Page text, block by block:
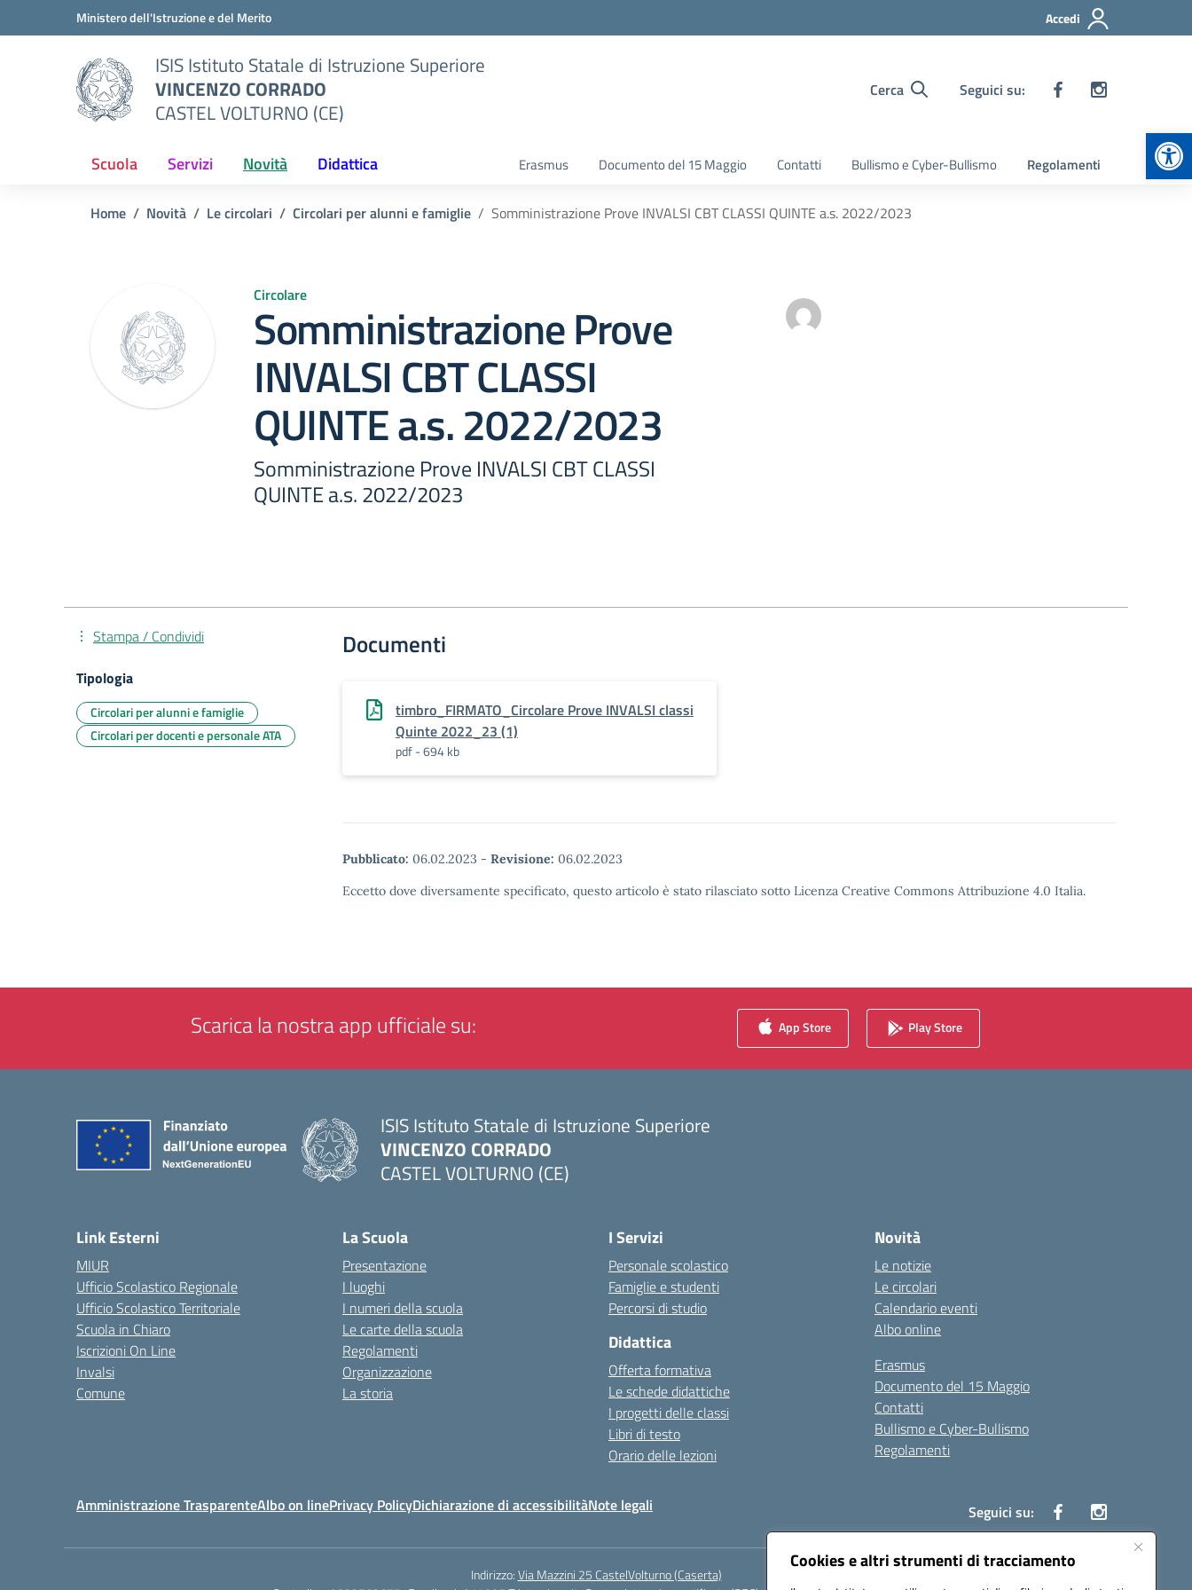
Cookies e altri strumenti di tracciamento
Vai ai contenuti
Vai al menu di navigazioneMinistero dell'Istruzione e del Merito Accedi
ISIS Istituto Statale di Istruzione Superiore
VINCENZO CORRADO
CASTEL VOLTURNO (CE)
Cerca Seguici su:
Scuola Servizi Novità Didattica Erasmus Documento del 15 Maggio Contatti Bullismo e Cyber-Bullismo Regolamenti
Home Novità Le circolari Circolari per alunni e famiglie Somministrazione Prove INVALSI CBT CLASSI QUINTE a.s. 2022/2023
Circolare
Somministrazione Prove
INVALSI CBT CLASSI
QUINTE a.s. 2022/2023
Somministrazione Prove INVALSI CBT CLASSI
QUINTE a.s. 2022/2023
Documenti
timbro_FIRMATO_Circolare Prove INVALSI classi
Quinte 2022_23 (1)
pdf - 694 kb
Pubblicato: 06.02.2023 - Revisione: 06.02.2023
Eccetto dove diversamente specificato, questo articolo è stato rilasciato sotto Licenza Creative Commons Attribuzione 4.0 Italia.
Stampa / Condividi
Tipologia
Circolari per alunni e famiglie
Circolari per docenti e personale ATA
Scarica la nostra app ufficiale su: App Store Play Store
ISIS Istituto Statale di Istruzione Superiore
VINCENZO CORRADO
CASTEL VOLTURNO (CE)
Link Esterni
MIUR
Ufficio Scolastico Regionale
Ufficio Scolastico Territoriale
Scuola in Chiaro
Iscrizioni On Line
Invalsi
Comune
La Scuola
Presentazione
I luoghi
I numeri della scuola
Le carte della scuola
Regolamenti
Organizzazione
La storia
I Servizi
Personale scolastico
Famiglie e studenti
Percorsi di studio
Didattica
Offerta formativa
Le schede didattiche
I progetti delle classi
Libri di testo
Orario delle lezioni
Novità
Le notizie
Le circolari
Calendario eventi
Albo online
Erasmus
Documento del 15 Maggio
Contatti
Bullismo e Cyber-Bullismo
Regolamenti
Amministrazione TrasparenteAlbo on linePrivacy PolicyDichiarazione di accessibilitàNote legali Seguici su:
Indirizzo:Via Mazzini 25 CastelVolturno (Caserta)